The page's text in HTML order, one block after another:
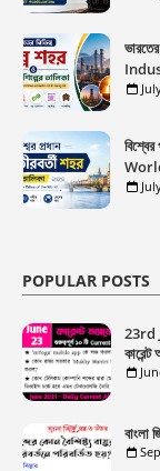
POPULAR POSTS
23rd